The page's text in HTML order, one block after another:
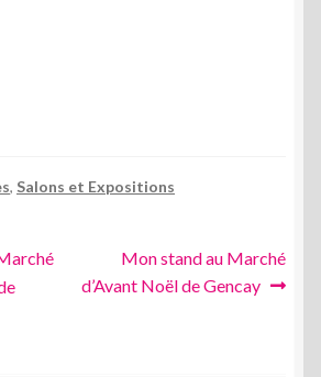
, Salons et Expositions
Article
suivant :
Mon stand au Marché
d’Avant Noël de Gencay